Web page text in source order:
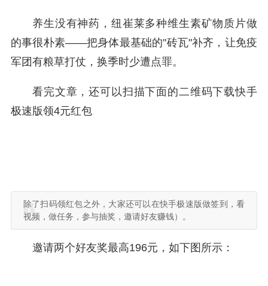
养生没有神药，纽崔莱多种维生素矿物质片做
的事很朴素——把身体最基础的"砖瓦"补齐，让免疫
军团有粮草打仗，换季时少遭点罪。
看完文章，还可以扫描下面的二维码下载快手
极速版领4元红包
除了扫码领红包之外，大家还可以在快手极速版做签到，看
视频，做任务，参与抽奖，邀请好友赚钱）。
邀请两个好友奖最高196元，如下图所示：